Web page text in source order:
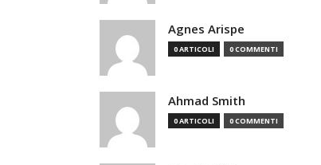
Agnes Arispe
0 ARTICOLI 0 COMMENTI
Ahmad Smith
0 ARTICOLI 0 COMMENTI